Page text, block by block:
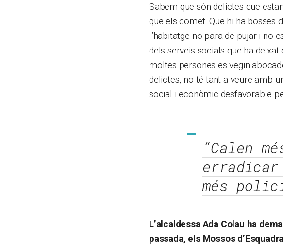
Sabem que són delictes que
que els comet. Que hi ha bosses
l’habitatge no para de pujar i no
dels serveis socials que ha
moltes persones es vegin
delictes, no té tant a veure amb
social i econòmic desfavorable
“Calen
més
L’alcaldessa Ada Colau ha
passada, els Mossos